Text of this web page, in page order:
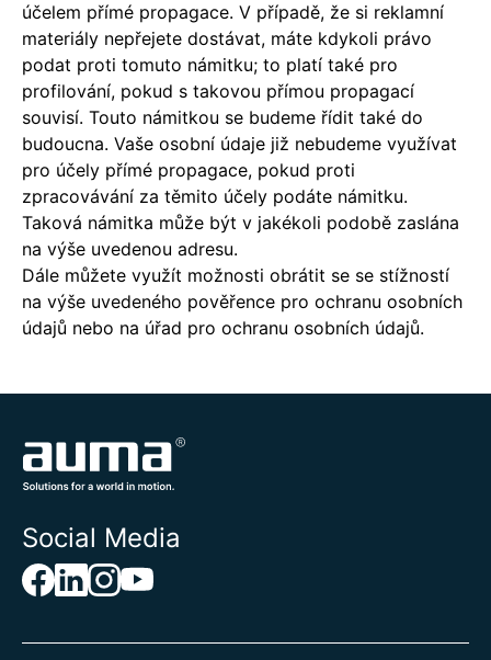
účelem přímé propagace. V případě, že si reklamní
materiály nepřejete dostávat, máte kdykoli právo
podat proti tomuto námitku; to platí také pro
profilování, pokud s takovou přímou propagací
souvisí. Touto námitkou se budeme řídit také do
budoucna. Vaše osobní údaje již nebudeme využívat
pro účely přímé propagace, pokud proti
zpracovávání za těmito účely podáte námitku.
Taková námitka může být v jakékoli podobě zaslána
na výše uvedenou adresu.
Dále můžete využít možnosti obrátit se se stížností
na výše uvedeného pověřence pro ochranu osobních
údajů nebo na úřad pro ochranu osobních údajů.
Social Media